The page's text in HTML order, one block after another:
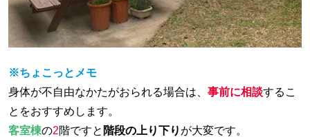
※ちょこっとメモ
身体が不自由なかたがおられる場合は、 事前に相談するこ
とをおすすめします。
客室棟の2階ですと 階段の上り下り が大変です。